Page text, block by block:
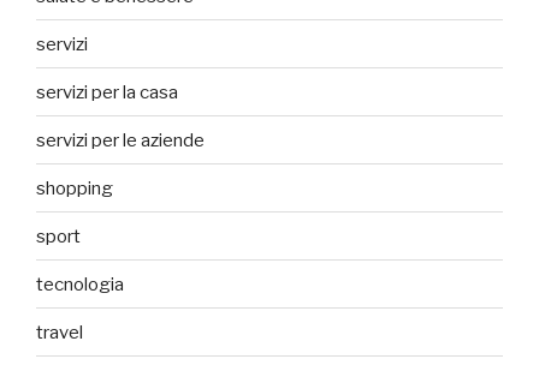
servizi
servizi per la casa
servizi per le aziende
shopping
sport
tecnologia
travel